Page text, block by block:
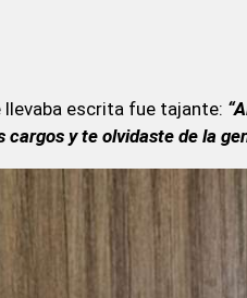
llevaba escrita fue tajante:
cargos y te olvidaste de la